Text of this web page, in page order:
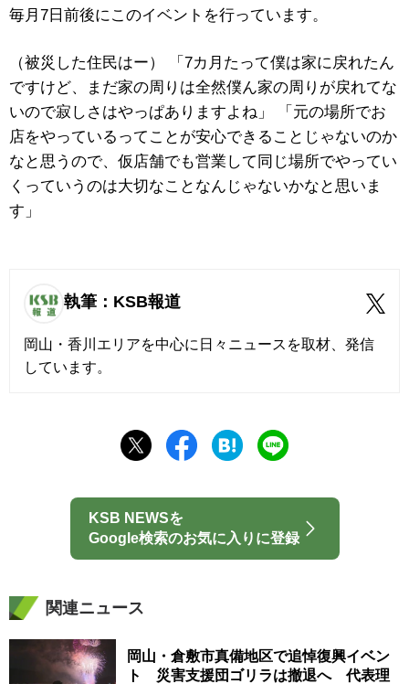
毎月7日前後にこのイベントを行っています。
（被災した住民はー） 「7カ月たって僕は家に戻れたん
ですけど、まだ家の周りは全然僕ん家の周りが戻れてな
いので寂しさはやっぱありますよね」 「元の場所でお
店をやっているってことが安心できることじゃないのか
なと思うので、仮店舗でも営業して同じ場所でやってい
くっていうのは大切なことなんじゃないかなと思いま
す」
執筆：KSB報道
岡山・香川エリアを中心に日々ニュースを取材、発信
しています。
KSB NEWSを
Google検索のお気に入りに登録
関連ニュース
岡山・倉敷市真備地区で追悼復興イベン
ト 災害支援団ゴリラは撤退へ 代表理